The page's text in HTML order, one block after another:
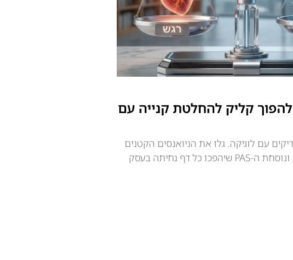
קליק להחלטת קנייה עם
עם לוגיקה. גלו את הניואנסים הקטנים
של שימוש נכון בתמונות ונוסחת ה-PAS שיהפכו כל דף נחיתה בעסק